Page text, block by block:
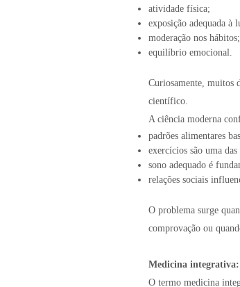
atividade física;
exposição adequada à
moderação nos hábitos;
equilíbrio emocional.
Curiosamente, muitos
científico.
A ciência moderna
padrões alimentares
exercícios são uma
sono adequado é
relações sociais
O problema surge
comprovação ou
Medicina
O termo medicina